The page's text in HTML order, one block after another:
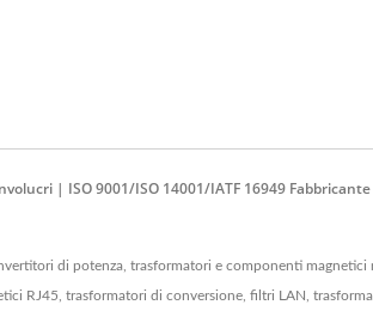
| ISO 9001/ISO 14001/IATF 16949
di potenza, trasformatori e componenti
RJ45, trasformatori di conversione, filtri LAN,